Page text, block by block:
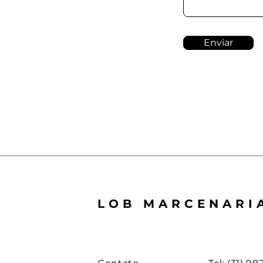
Enviar
LOB